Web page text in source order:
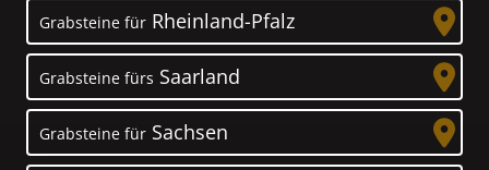
Grabsteine für Rheinland-Pfalz
Grabsteine fürs Saarland
Grabsteine für Sachsen